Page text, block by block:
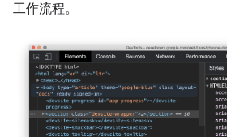
工作流程。